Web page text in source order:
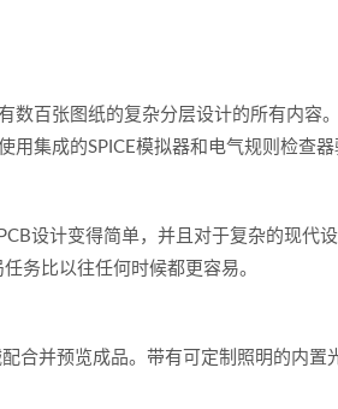
数百张图纸的复杂分层设计的所有内容
集成的SPICE模拟器和电气规则检查器
设计变得简单，并且对于复杂的现代
务比以往任何时候都更容易。
合并预览成品。带有可定制照明的内置